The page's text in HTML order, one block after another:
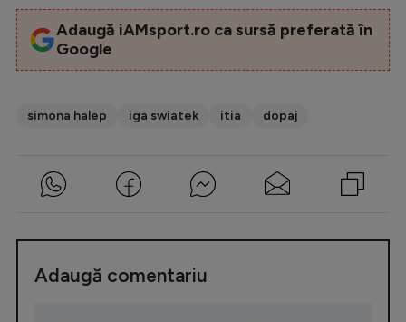
Adaugă iAMsport.ro ca sursă preferată în
Google
simona halep iga swiatek itia dopaj
Adaugă comentariu